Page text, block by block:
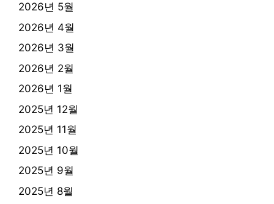
2026년 5월
2026년 4월
2026년 3월
2026년 2월
2026년 1월
2025년 12월
2025년 11월
2025년 10월
2025년 9월
2025년 8월